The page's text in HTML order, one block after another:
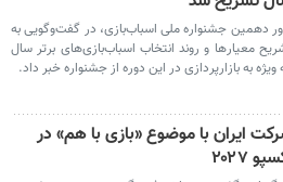
دهمین جشنواره ملی اسباب‌بازی، در گفت‌وگویی به
معیارها و روند انتخاب اسباب‌بازی‌های برتر سال
به بازارپردازی در این دوره از جشنواره خبر داد.
ایران با موضوع «بازی با هم» در
۲۰۲۷